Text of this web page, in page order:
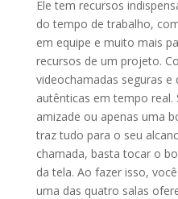
Ele tem recursos
do tempo de trabalho,
em equipe e muito mais
recursos de um projeto.
videochamadas seguras
autênticas em tempo real.
amizade ou apenas uma
traz tudo para o seu
chamada, basta tocar o
da tela. Ao fazer isso,
uma das quatro salas